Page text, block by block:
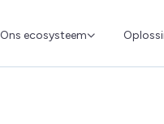
Ons ecosysteem